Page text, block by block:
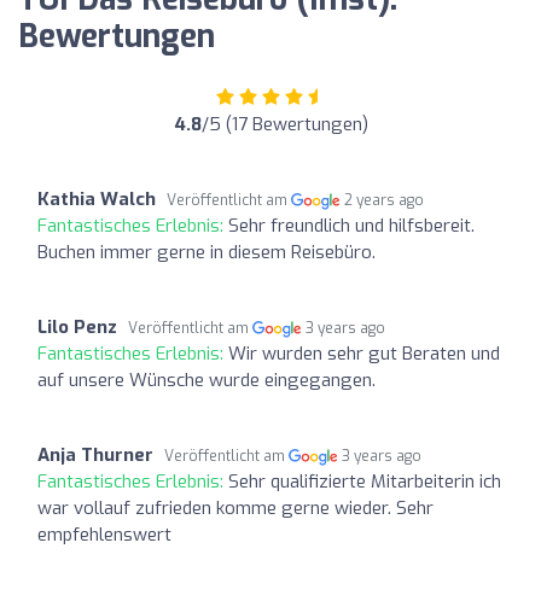
Bewertungen
4.8/5 (17 Bewertungen)
Kathia Walch Veröffentlicht am 2 years ago
Fantastisches Erlebnis: Sehr freundlich und hilfsbereit.
Buchen immer gerne in diesem Reisebüro.
Lilo Penz Veröffentlicht am 3 years ago
Fantastisches Erlebnis: Wir wurden sehr gut Beraten und
auf unsere Wünsche wurde eingegangen.
Anja Thurner Veröffentlicht am 3 years ago
Fantastisches Erlebnis: Sehr qualifizierte Mitarbeiterin ich
war vollauf zufrieden komme gerne wieder. Sehr
empfehlenswert